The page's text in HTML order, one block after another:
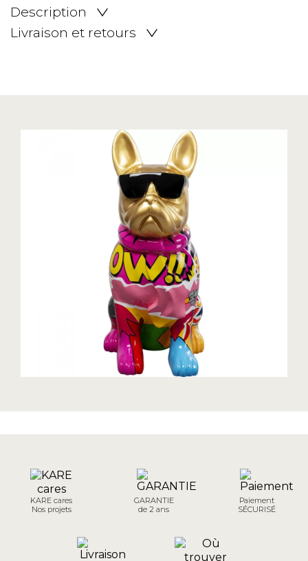
Description
Livraison et retours
KARE cares
Nos projets
GARANTIE
de 2 ans
Paiement
SÉCURISÉ